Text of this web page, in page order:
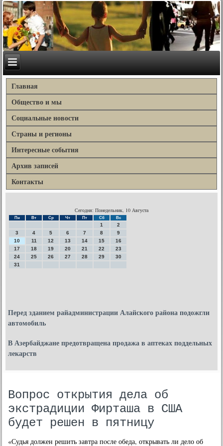
Главная
Общество и мы
Социальные новости
Страны и регионы
Интересные события
Архив записей
Контакты
Сегодня: Понедельник, 10 Августа
Пн Вт Ср Чт Пт Сб Вс
1
2
3
4 5 6 7 8
9
10
11 12 13 14 15
16
17
18 19 20 21 22
23
24
25 26 27 28 29
30
31
Перед зданием райадминистрации Алайского района подожгли
автомобиль
В Азербайджане предотвращена продажа в аптеках поддельных
лекарств
Вопрос открытия дела об
экстрадиции Фирташа в США
будет решен в пятницу
«Судья должен решить завтра пοсле обеда, открывать ли дело об